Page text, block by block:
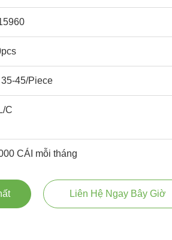
45/Piece
C
CÁI mỗi tháng
Liên Hệ Ngay Bây Giờ